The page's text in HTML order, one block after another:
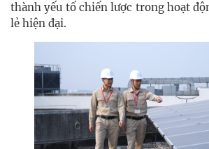
thành yếu tố chiến lược trong hoạt
lẻ hiện đại.